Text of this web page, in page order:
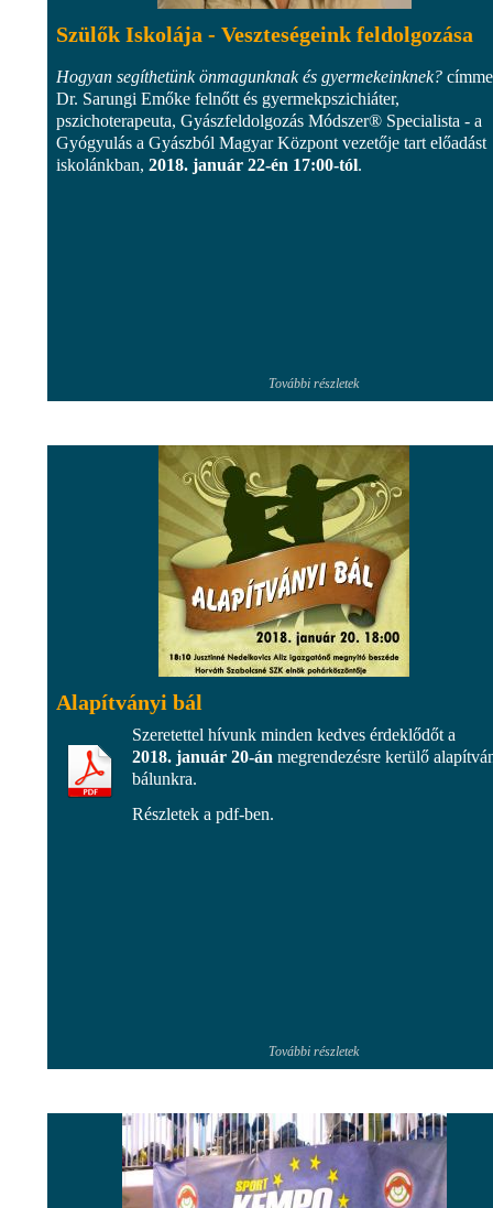
Szülők Iskolája - Veszteségeink feldolgozása
Hogyan segíthetünk önmagunknak és gyermekeinknek?
Dr. Sarungi Emőke felnőtt és gyermekpszichiáter,
pszichoterapeuta, Gyászfeldolgozás Módszer® Specialista - a
Gyógyulás a Gyászból Magyar Központ vezetője tart előadást
iskolánkban, 2018. január 22-én 17:00-tól.
További részletek
Alapítványi bál
Szeretettel hívunk minden kedves érdeklődőt a
2018. január 20-án megrendezésre kerülő
bálunkra.
Részletek a pdf-ben.
További részletek